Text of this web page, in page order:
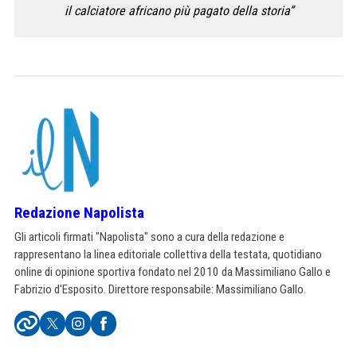
il calciatore africano più pagato della storia”
Redazione Napolista
Gli articoli firmati "Napolista" sono a cura della redazione e
rappresentano la linea editoriale collettiva della testata, quotidiano
online di opinione sportiva fondato nel 2010 da Massimiliano Gallo e
Fabrizio d'Esposito. Direttore responsabile: Massimiliano Gallo.